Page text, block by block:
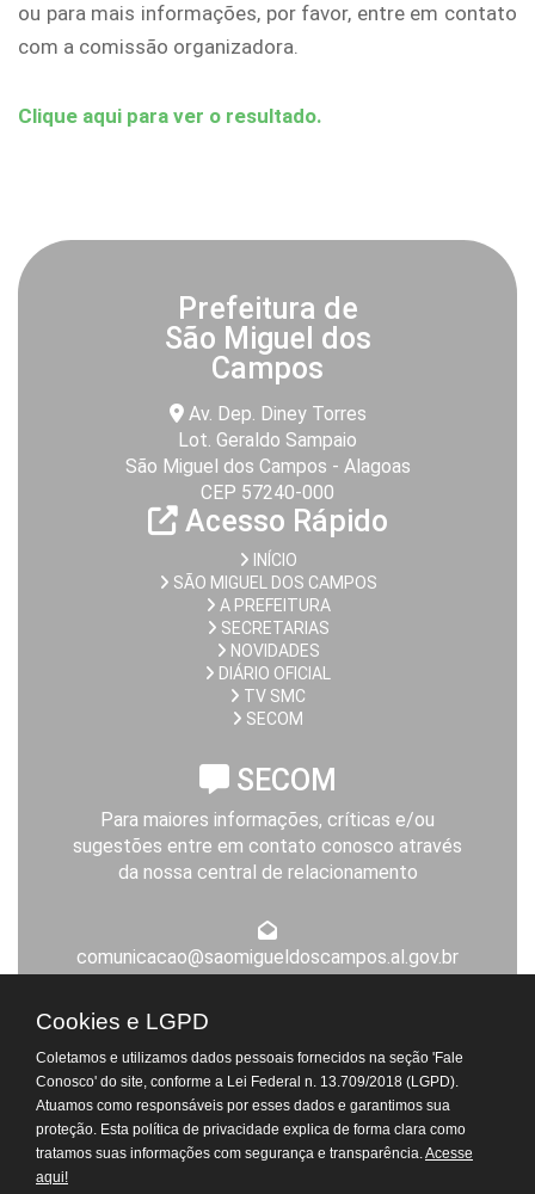
Atendimento Virtual do
Departamento de Tributos
ou para mais informações, por favor, entre em contato
com a comissão organizadora.
Clique aqui para ver o resultado.
Prefeitura de
São Miguel dos
Campos
Av. Dep. Diney Torres
Lot. Geraldo Sampaio
São Miguel dos Campos - Alagoas
CEP 57240-000
Acesso Rápido
INÍCIO
SÃO MIGUEL DOS CAMPOS
A PREFEITURA
SECRETARIAS
NOVIDADES
DIÁRIO OFICIAL
TV SMC
SECOM
SECOM
Para maiores informações, críticas e/ou
sugestões entre em contato conosco através
da nossa central de relacionamento
comunicacao@saomigueldoscampos.al.gov.br
Expediente da Prefeitura
© Todos os Direitos Reservados. 2026 - Prefeitura de São Miguel dos
Cookies e LGPD
Coletamos e utilizamos dados pessoais fornecidos na seção 'Fale
Conosco' do site, conforme a Lei Federal n. 13.709/2018 (LGPD).
Atuamos como responsáveis por esses dados e garantimos sua
proteção. Esta política de privacidade explica de forma clara como
tratamos suas informações com segurança e transparência.Acesse
aqui!